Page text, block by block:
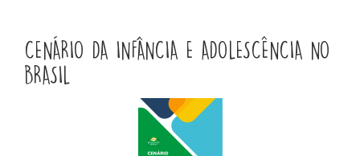
CENÁRIO DA INFÂNCIA E ADOLESCÊNCIA NO
BRASIL